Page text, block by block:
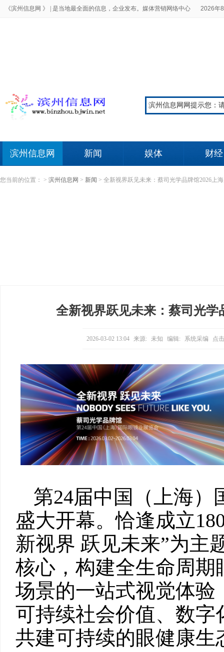
《滨州信息网 》 | 是当地最全面的信息，企业发布。媒体营销网络中心 2026年
滨州信息网 新闻 娱体 财经
您当前的位置： > 滨州信息网 > 新闻 > 全新视界跃见未来：蔡司光学品牌馆2026上
全新视界跃见未来：蔡司光学
2026-03-02 13:04 来源: 未知 编辑: 系统采编 点
第24届中国（上海）
盛大开幕。恰逢成立
新视界 跃见未来”为主
核心，构建全生命周
场景的一站式视觉体
可持续社会价值、数
共建可持续的眼健康生